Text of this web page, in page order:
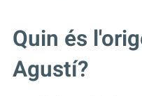
Quin és
Agustí?